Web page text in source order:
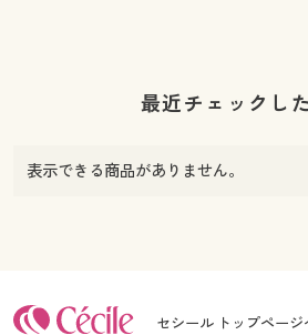
最近チェックし
表示できる商品がありません。
セシール トップページ